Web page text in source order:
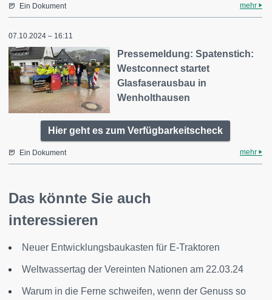
Ein Dokument mehr
07.10.2024 – 16:11
Pressemeldung: Spatenstich:
Westconnect startet
Glasfaserausbau in
Wenholthausen
Hier geht es zum Verfügbarkeitscheck
Ein Dokument mehr
Das könnte Sie auch
interessieren
Neuer Entwicklungsbaukasten für E-Traktoren
Weltwassertag der Vereinten Nationen am 22.03.24
Warum in die Ferne schweifen, wenn der Genuss so